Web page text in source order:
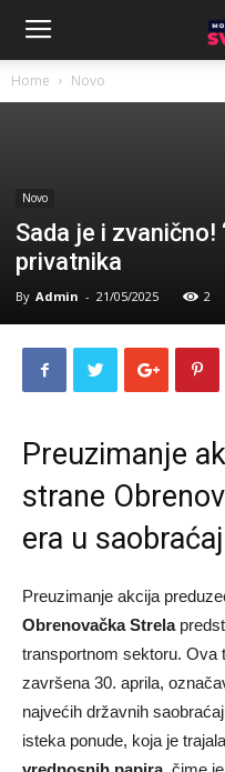
Home Novo
Novo
Sada je i zvanično!
privatnika
By Admin - 21/05/2025 2
Preuzimanje
strane
era u
Preuzimanje akcija
Obrenovačka Strela
transportnom sektoru. Ova
završena 30. aprila,
najvećih državnih
isteka ponude, koja je